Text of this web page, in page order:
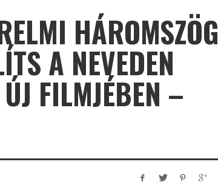
HÁROMSZÖG
A NEVEDEN
FILMJÉBEN –